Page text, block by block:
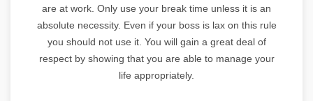
are at work. Only use your break time unless it is an
absolute necessity. Even if your boss is lax on this rule
you should not use it. You will gain a great deal of
respect by showing that you are able to manage your
life appropriately.